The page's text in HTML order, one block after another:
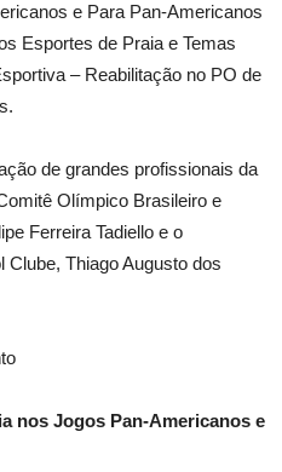
e Para Pan-Americanos
Esportes de Praia e Temas
– Reabilitação no PO de
de grandes profissionais da
Olímpico Brasileiro e
Ferreira Tadiello e o
Clube, Thiago Augusto dos
nos Jogos Pan-Americanos e